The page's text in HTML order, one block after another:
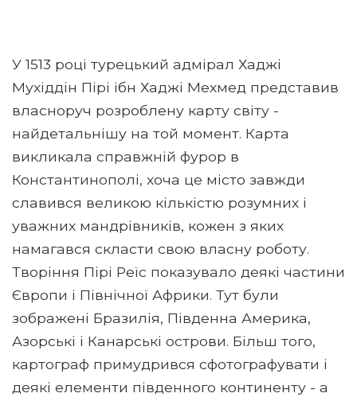
У 1513 році турецький адмірал Хаджі
Мухіддін Пірі ібн Хаджі Мехмед представив
власноруч розроблену карту світу -
найдетальнішу на той момент. Карта
викликала справжній фурор в
Константинополі, хоча це місто завжди
славився великою кількістю розумних і
уважних мандрівників, кожен з яких
намагався скласти свою власну роботу.
Творіння Пірі Реїс показувало деякі частини
Європи і Північної Африки. Тут були
зображені Бразилія, Південна Америка,
Азорські і Канарські острови. Більш того,
картограф примудрився сфотографувати і
деякі елементи південного континенту - а